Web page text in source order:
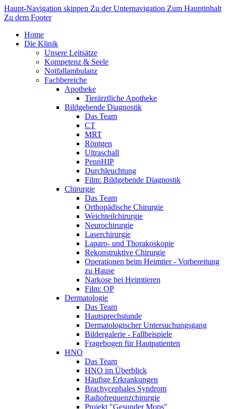
Haupt-Navigation skippen Zu der Unternavigation Zum Hauptinhalt
Zu dem Footer
Home
Die Klinik
Unsere Leitsätze
Kompetenz & Seele
Notfallambulanz
Fachbereiche
Apotheke
Tierärztliche Apotheke
Bildgebende Diagnostik
Das Team
CT
MRT
Röntgen
Ultraschall
PennHIP
Durchleuchtung
Film: Bildgebende Diagnostik
Chirurgie
Das Team
Orthopädische Chirurgie
Weichteilchirurgie
Neurochirurgie
Laserchirurgie
Laparo- und Thorakoskopie
Rekonstruktive Chirurgie
Operationen beim Heimtier - Vorbereitung
zu Hause
Narkose bei Heimtieren
Film: OP
Dermatologie
Das Team
Hautsprechstunde
Dermatologischer Untersuchungsgang
Bildergalerie - Fallbeispiele
Fragebogen für Hautpatienten
HNO
Das Team
HNO im Überblick
Häufige Erkrankungen
Brachycephales Syndrom
Radiofrequenzchirurgie
Projekt "Gesunder Mops"